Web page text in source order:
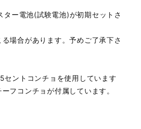
ー電池(試験電池)が初期セットさ
場合があります。予めご了承下さ
セントコンチョを使用しています
フコンチョが付属しています。